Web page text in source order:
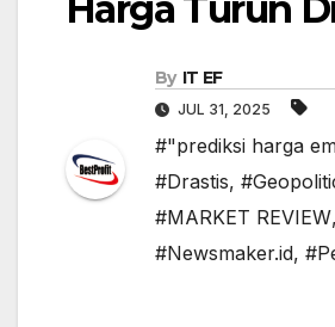
Harga Turun
By IT EF
JUL 31, 2025
#"prediksi harga
#Drastis,
#MARKET REVIEW,
#Newsmaker.id,